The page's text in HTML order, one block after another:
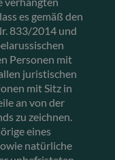
es gemäß den
833/2014 und
Personen mit
juristischen
mit Sitz in
an von der
zu zeichnen.
eines
natürliche